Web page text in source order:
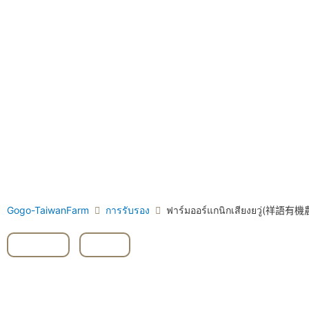
Gogo-TaiwanFarm การรับรอง ฟาร์มออร์แกนิกเสียงยวู่(祥語有機